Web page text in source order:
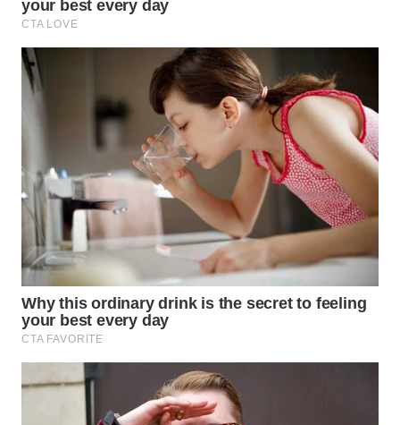
WN
TAPANULI
WN
PADANG
LAWAS
WN
SUMEDANG
WN
KEPULAUAN